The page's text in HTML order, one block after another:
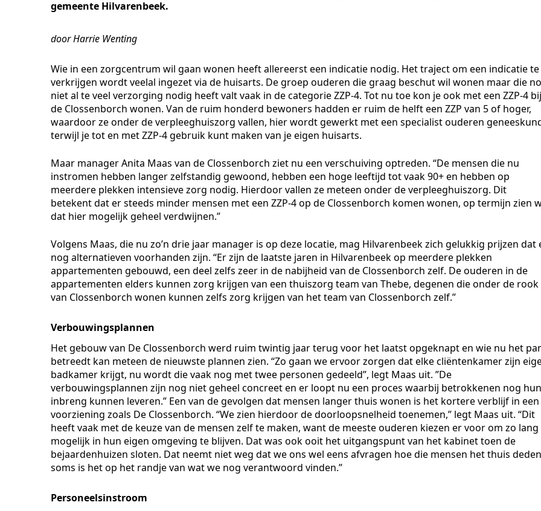
gemeente Hilvarenbeek.
door Harrie Wenting
Wie in een zorgcentrum wil gaan wonen heeft allereerst een indicatie nodig. Het traject om een indicatie te
verkrijgen wordt veelal ingezet via de huisarts. De groep ouderen die graag beschut wil wonen maar die
niet al te veel verzorging nodig heeft valt vaak in de categorie ZZP-4. Tot nu toe kon je ook met een ZZP-4 bij
de Clossenborch wonen. Van de ruim honderd bewoners hadden er ruim de helft een ZZP van 5 of hoger,
waardoor ze onder de verpleeghuiszorg vallen, hier wordt gewerkt met een specialist ouderen
terwijl je tot en met ZZP-4 gebruik kunt maken van je eigen huisarts.
Maar manager Anita Maas van de Clossenborch ziet nu een verschuiving optreden. “De mensen die nu
instromen hebben langer zelfstandig gewoond, hebben een hoge leeftijd tot vaak 90+ en hebben op
meerdere plekken intensieve zorg nodig. Hierdoor vallen ze meteen onder de verpleeghuiszorg. Dit
betekent dat er steeds minder mensen met een ZZP-4 op de Clossenborch komen wonen, op termijn zien
dat hier mogelijk geheel verdwijnen.”
Volgens Maas, die nu zo’n drie jaar manager is op deze locatie, mag Hilvarenbeek zich gelukkig prijzen dat
nog alternatieven voorhanden zijn. “Er zijn de laatste jaren in Hilvarenbeek op meerdere plekken
appartementen gebouwd, een deel zelfs zeer in de nabijheid van de Clossenborch zelf. De ouderen in de
appartementen elders kunnen zorg krijgen van een thuiszorg team van Thebe, degenen die onder de rook
van Clossenborch wonen kunnen zelfs zorg krijgen van het team van Clossenborch zelf.”
Verbouwingsplannen
Het gebouw van De Clossenborch werd ruim twintig jaar terug voor het laatst opgeknapt en wie nu het
betreedt kan meteen de nieuwste plannen zien. “Zo gaan we ervoor zorgen dat elke cliëntenkamer zijn
badkamer krijgt, nu wordt die vaak nog met twee personen gedeeld”, legt Maas uit. ”De
verbouwingsplannen zijn nog niet geheel concreet en er loopt nu een proces waarbij betrokkenen nog hun
inbreng kunnen leveren.” Een van de gevolgen dat mensen langer thuis wonen is het kortere verblijf in een
voorziening zoals De Clossenborch. “We zien hierdoor de doorloopsnelheid toenemen,” legt Maas uit. “Dit
heeft vaak met de keuze van de mensen zelf te maken, want de meeste ouderen kiezen er voor om zo lang
mogelijk in hun eigen omgeving te blijven. Dat was ook ooit het uitgangspunt van het kabinet toen de
bejaardenhuizen sloten. Dat neemt niet weg dat we ons wel eens afvragen hoe die mensen het thuis
soms is het op het randje van wat we nog verantwoord vinden.”
Personeelsinstroom